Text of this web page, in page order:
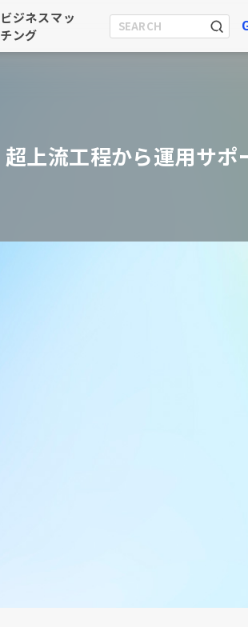
ビジネスマッ
チング
超上流工程から運用サポ